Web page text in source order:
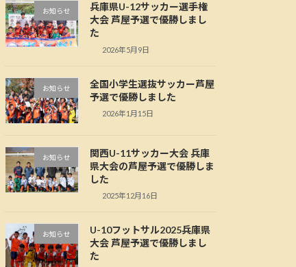
お知らせ
兵庫県U-12サッカー選手権
大会 芦屋予選で優勝しまし
た
2026年5月9日
お知らせ
全国小学生選抜サッカー芦屋
予選で優勝しました
2026年1月15日
お知らせ
関西U-11サッカー大会 兵庫
県大会の芦屋予選で優勝しま
した
2025年12月16日
お知らせ
U-10フットサル2025兵庫県
大会 芦屋予選で優勝しまし
た